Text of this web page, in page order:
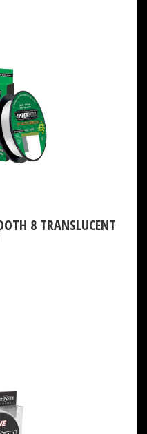
8 TRANSLUCENT